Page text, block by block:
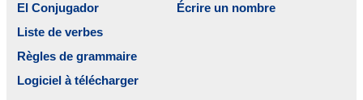
El Conjugador
Liste de verbes
Règles de grammaire
Logiciel à télécharger
Écrire un nombre